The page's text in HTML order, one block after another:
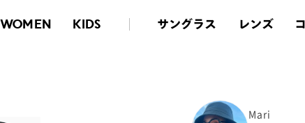
WOMEN KIDS サングラス レンズ
Mari